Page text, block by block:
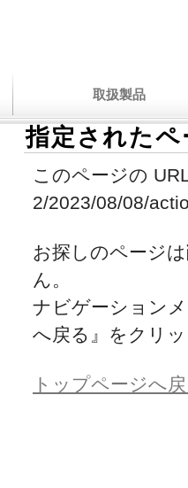
取扱製品
指定された
このページの
2/2023/08/08/
お探しのページ
ん。
ナビゲーション
へ戻る』をクリ
トップページへ